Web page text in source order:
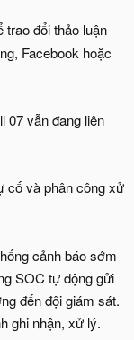
trao đổi thảo luận
Facebook hoặc
07 vẫn đang liên
cố và phân công xử
cảnh báo sớm
SOC tự động gửi
đến đội giám sát.
ghi nhận, xử lý.